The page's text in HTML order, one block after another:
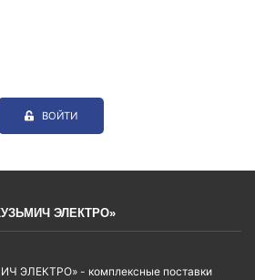
ВОЙТИ
ЭЛЕКТРО»
ЭЛЕКТРО» - комплексные поставки